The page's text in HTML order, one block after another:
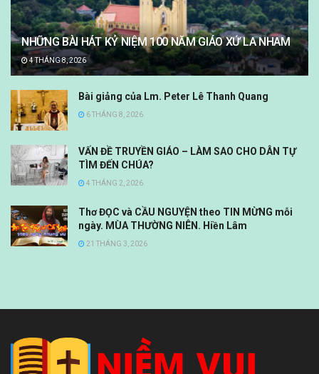
NHỮNG BÀI HÁT KỶ NIỆM 100 NĂM GIÁO XỨ LA NHAM
4 THÁNG 8, 2026
Bài giảng của Lm. Peter Lê Thanh Quang
6 THÁNG 8, 2026
VẤN ĐỀ TRUYỀN GIÁO – LÀM SAO CHO DÂN TỰ
TÌM ĐẾN CHÚA?
4 THÁNG 2, 2026
Thơ ĐỌC và CẦU NGUYỆN theo TIN MỪNG mỗi
ngày. MÙA THƯỜNG NIÊN. Hiền Lâm
21 THÁNG 3, 2026